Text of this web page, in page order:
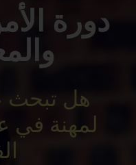
دورة
هل تبحث
لمهنة في